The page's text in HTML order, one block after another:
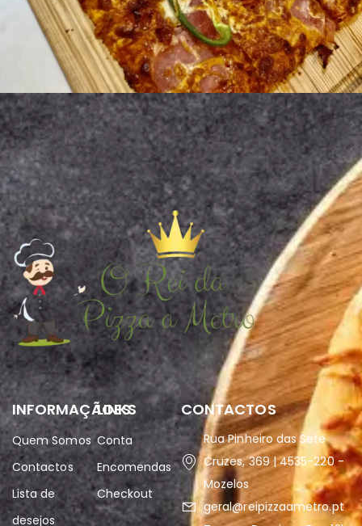
INFORMAÇÃOES
Quem Somos
Contactos
Lista de
desejos
LINKS
Conta
Encomendas
Checkout
CONTACTOS
Rua Pinheiro das Sete
Cruzes, 369 | 4535-220 -
Mozelos
geral@reipizzaametro.pt